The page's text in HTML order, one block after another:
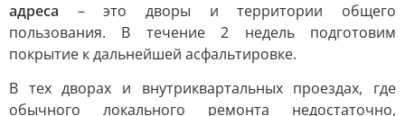
адреса – это дворы и территории общего
пользования. В течение 2 недель подготовим
покрытие к дальнейшей асфальтировке.
В тех дворах и внутриквартальных проездах, где
обычного локального ремонта недостаточно,